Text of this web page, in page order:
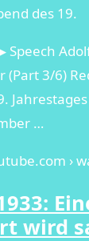
des 19.
Speech
(Part 3/6)
…
›
wird